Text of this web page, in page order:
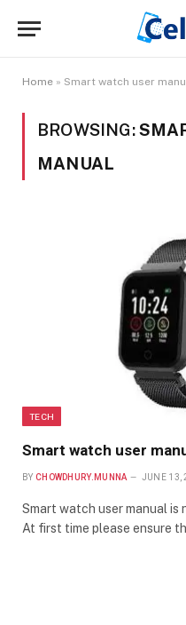
Home » Smart watch user
BROWSING:
MANUAL
TECH
Smart watch user
BY CHOWDHURY.MUNNA JUNE 13,
Smart watch user manual
At first time please ensure